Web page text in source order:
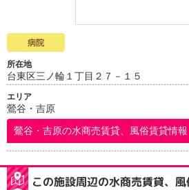
病院
所在地
台東区三ノ輪１丁目２７－１５
エリア
鶯谷・吉原
鶯谷・吉原の水商売賃貸、風俗賃貸情報
この施設周辺の水商売賃貸、